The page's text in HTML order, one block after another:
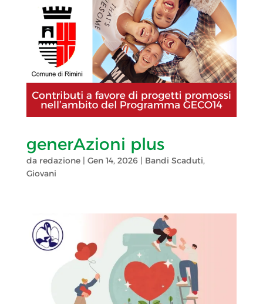
generAzioni plus
da redazione| Gen 14, 2026| Bandi Scaduti,
Giovani